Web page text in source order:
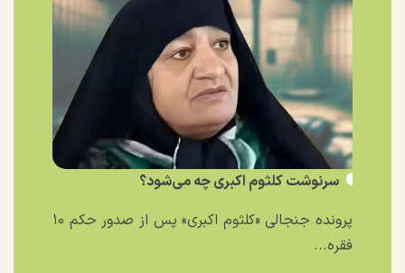
سرنوشت کلثوم اکبری چه می‌شود؟
پرونده جنجالی «کلثوم اکبری» پس از صدور حکم ۱۰
فقره...